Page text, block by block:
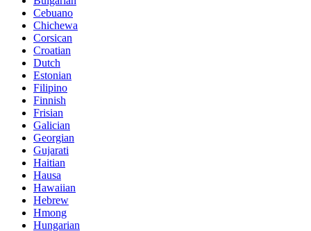
Cebuano
Chichewa
Corsican
Croatian
Dutch
Estonian
Filipino
Finnish
Frisian
Galician
Georgian
Gujarati
Haitian
Hausa
Hawaiian
Hebrew
Hmong
Hungarian